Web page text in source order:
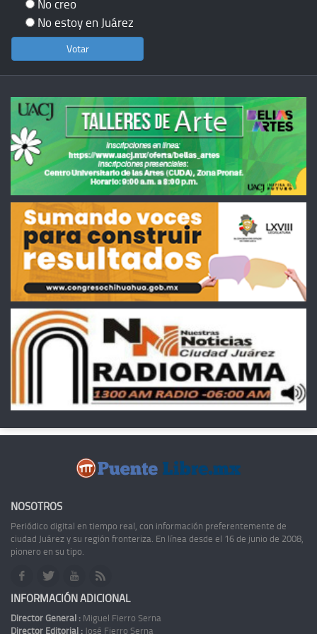
No creo
No estoy en Juárez
NOSOTROS
Periódico digital en tiempo real, con información preferentemente de
ciudad Juárez y su región fronteriza. En línea desde el 16 de junio de 2008,
pionero en su tipo.
INFORMACIÓN ADICIONAL
Director General : Miguel Fierro Serna
Director Editorial : José Fierro Serna